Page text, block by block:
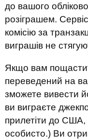
до вашого
розіграшем.
комісію за
виграшів не
Якщо вам
переведений на
зможете вивести
ви виграєте
прилетіти до
особисто.) Ви